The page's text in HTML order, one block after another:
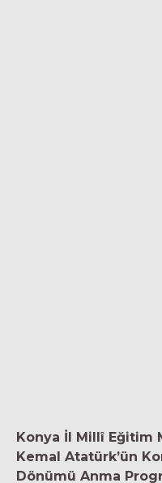
Konya İl Millî Eğitim
Kemal Atatürk’ün
Dönümü Anma